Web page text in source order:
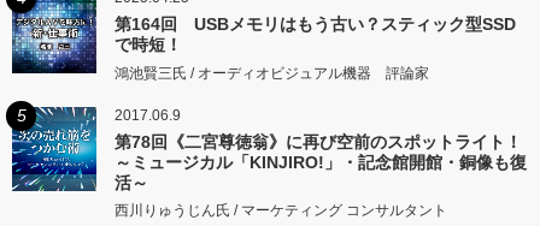
第164回 USBメモリはもう古い？スティック型SSD
で時短！
鴻池賢三氏 / オーディオビジュアル機器 評論家
5 2017.06.9
第78回《二宮尊徳翁》に再び空前のスポットライト！
～ミュージカル「KINJIRO!」・記念館開館・銅像も復
活～
西川りゅうじん氏 / マーケティング コンサルタント